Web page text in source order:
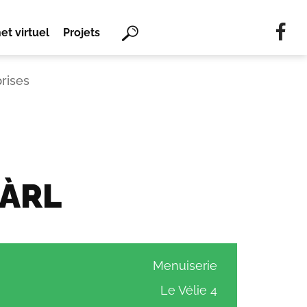
virtuel Projets
Mots
Rechercher
Menuiserie
Le Vélie 4